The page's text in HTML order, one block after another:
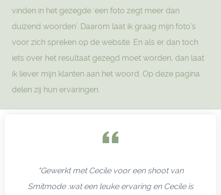
vinden in het gezegde ‘een foto zegt meer dan
duizend woorden’. Daarom laat ik graag mijn foto’s
voor zich spreken op de website. En als er dan toch
iets over het resultaat gezegd moet worden, dan laat
ik liever mijn klanten aan het woord. Op deze pagina
delen zij hun ervaringen.
"Gewerkt met Cecile voor een shoot van
Smitmode .wat een leuke ervaring en Cecile is